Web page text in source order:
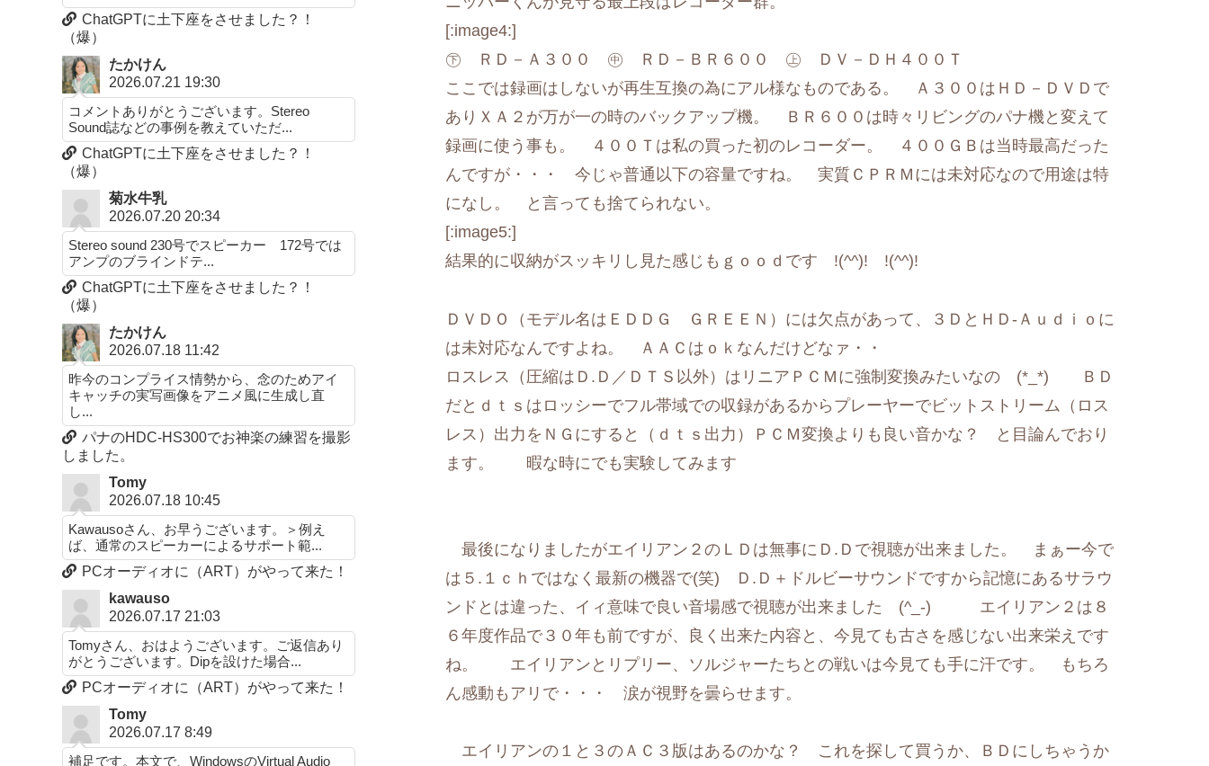
[:image4:]
㊦ ＲＤ－Ａ３００ ㊥ ＲＤ－ＢＲ６００ ㊤ ＤＶ－ＤＨ４００Ｔ
ここでは録画はしないが再生互換の為にアル様なものである。 Ａ３００はＨＤ－ＤＶＤで
ありＸＡ２が万が一の時のバックアップ機。 ＢＲ６００は時々リビングのパナ機と変えて
録画に使う事も。 ４００Ｔは私の買った初のレコーダー。 ４００ＧＢは当時最高だった
んですが・・・ 今じゃ普通以下の容量ですね。 実質ＣＰＲＭには未対応なので用途は特
になし。 と言っても捨てられない。
[:image5:]
結果的に収納がスッキリし見た感じもｇｏｏｄです !(^^)! !(^^)!
ＤＶＤＯ（モデル名はＥＤＤＧ ＧＲＥＥＮ）には欠点があって、３ＤとＨＤ-Ａｕｄｉｏに
は未対応なんですよね。 ＡＡＣはｏｋなんだけどなァ・・
ロスレス（圧縮はＤ.Ｄ／ＤＴＳ以外）はリニアＰＣＭに強制変換みたいなの (*_*) ＢＤ
だとｄｔｓはロッシーでフル帯域での収録があるからプレーヤーでビットストリーム（ロス
レス）出力をＮＧにすると（ｄｔｓ出力）ＰＣＭ変換よりも良い音かな？ と目論んでおり
ます。 暇な時にでも実験してみます
最後になりましたがエイリアン２のＬＤは無事にＤ.Ｄで視聴が出来ました。 まぁー今で
は５.１ｃｈではなく最新の機器で(笑) Ｄ.Ｄ＋ドルビーサウンドですから記憶にあるサラウ
ンドとは違った、イィ意味で良い音場感で視聴が出来ました (^_-) エイリアン２は８
６年度作品で３０年も前ですが、良く出来た内容と、今見ても古さを感じない出来栄えです
ね。 エイリアンとリプリー、ソルジャーたちとの戦いは今見ても手に汗です。 もちろ
ん感動もアリで・・・ 涙が視野を曇らせます。
エイリアンの１と３のＡＣ３版はあるのかな？ これを探して買うか、ＢＤにしちゃうか
ChatGPTに土下座をさせました？！
（爆）
たかけん
2026.07.21 19:30
コメントありがとうございます。Stereo
Sound誌などの事例を教えていただ...
ChatGPTに土下座をさせました？！
（爆）
菊水牛乳
2026.07.20 20:34
Stereo sound 230号でスピーカー 172号では
アンプのブラインドテ...
ChatGPTに土下座をさせました？！
（爆）
たかけん
2026.07.18 11:42
昨今のコンプライス情勢から、念のためアイ
キャッチの実写画像をアニメ風に生成し直
し...
パナのHDC-HS300でお神楽の練習を撮影
しました。
Tomy
2026.07.18 10:45
Kawausoさん、お早うございます。＞例え
ば、通常のスピーカーによるサポート範...
PCオーディオに（ART）がやって来た！
kawauso
2026.07.17 21:03
Tomyさん、おはようございます。ご返信あり
がとうございます。Dipを設けた場合...
PCオーディオに（ART）がやって来た！
Tomy
2026.07.17 8:49
補足です。本文で、WindowsのVirtual Audio